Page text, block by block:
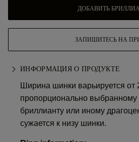
ДОБАВИТЬ
ЗАПИШИТЕСЬ НА
ИНФОРМАЦИЯ О ПРОДУКТЕ
Ширина шинки варьируется
пропорционально
бриллианту или иному
сужается к низу шинки.